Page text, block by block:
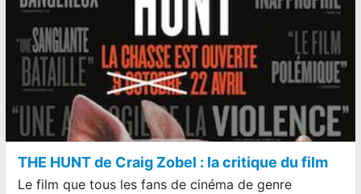
THE HUNT de Craig Zobel : la critique du film
Le film que tous les fans de cinéma de genre